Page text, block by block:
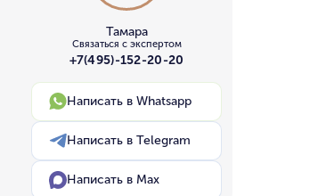
Тамара
Связаться с экспертом
+7(495)-152-20-20
Написать в Whatsapp
Написать в Telegram
Написать в Max